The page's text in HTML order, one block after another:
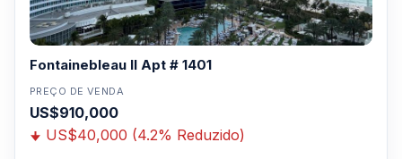
Fontainebleau II Apt # 1401
PREÇO DE VENDA
US$910,000
US$40,000 (4.2% Reduzido)